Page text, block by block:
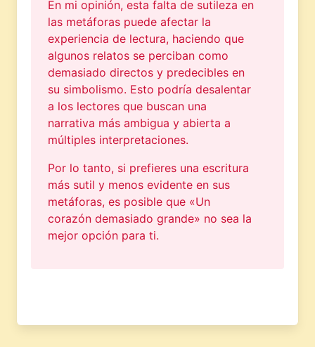
En mi opinión, esta falta de sutileza en
las metáforas puede afectar la
experiencia de lectura, haciendo que
algunos relatos se perciban como
demasiado directos y predecibles en
su simbolismo. Esto podría desalentar
a los lectores que buscan una
narrativa más ambigua y abierta a
múltiples interpretaciones.
Por lo tanto, si prefieres una escritura
más sutil y menos evidente en sus
metáforas, es posible que «Un
corazón demasiado grande» no sea la
mejor opción para ti.